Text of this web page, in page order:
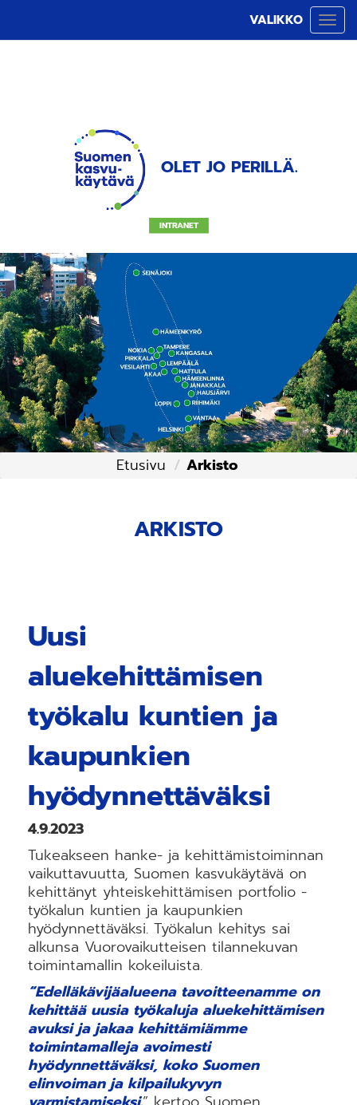
ARKISTO
Uusi
aluekehittämisen
työkalu kuntien ja
kaupunkien
hyödynnettäväksi
4.9.2023
Tukeakseen hanke- ja kehittämistoiminnan
vaikuttavuutta, Suomen kasvukäytävä on
kehittänyt yhteiskehittämisen portfolio -
työkalun kuntien ja kaupunkien
hyödynnettäväksi. Työkalun kehitys sai
alkunsa Vuorovaikutteisen tilannekuvan
toimintamallin kokeiluista.
“Edelläkävijäalueena tavoitteenamme on
kehittää uusia työkaluja aluekehittämisen
avuksi ja jakaa kehittämiämme
toimintamalleja avoimesti
hyödynnettäväksi, koko Suomen
elinvoiman ja kilpailukyvyn
OLET JO PERILLÄ.
INTRANET
VALIKKO
Etusivu Arkisto